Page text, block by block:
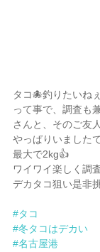
タコ🐙釣りたいねぇ
って事で、調査も
さんと、そのご友
やっぱりいました
最大で2kg👍
ワイワイ楽しく調
デカタコ狙い是非
#タコ
#冬タコはデカい
#名古屋港